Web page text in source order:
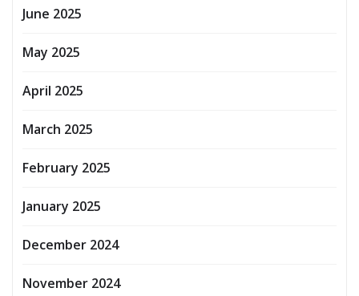
June 2025
May 2025
April 2025
March 2025
February 2025
January 2025
December 2024
November 2024